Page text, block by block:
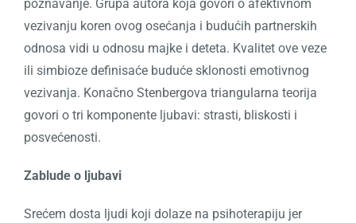
poznavanje. Grupa autora koja govori o afektivnom
vezivanju koren ovog osećanja i budućih partnerskih
odnosa vidi u odnosu majke i deteta. Kvalitet ove veze
ili simbioze definisaće buduće sklonosti emotivnog
vezivanja. Konačno Stenbergova triangularna teorija
govori o tri komponente ljubavi: strasti, bliskosti i
posvećenosti.
Zablude o ljubavi
Srećem dosta ljudi koji dolaze na psihoterapiju jer